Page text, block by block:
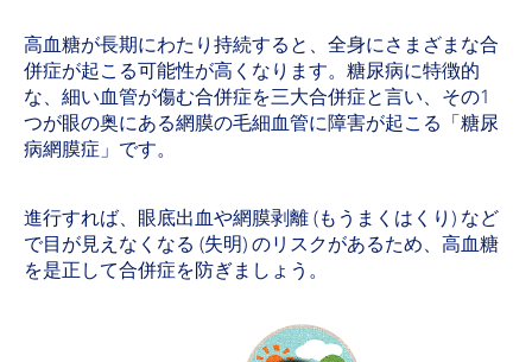
高血糖が長期にわたり持続すると、全身にさまざまな合
併症が起こる可能性が高くなります。糖尿病に特徴的
な、細い血管が傷む合併症を三大合併症と言い、その1
つが眼の奥にある網膜の毛細血管に障害が起こる「糖尿
病網膜症」です。
進行すれば、眼底出血や網膜剥離 (もうまくはくり) など
で目が見えなくなる (失明) のリスクがあるため、高血糖
を是正して合併症を防ぎましょう。